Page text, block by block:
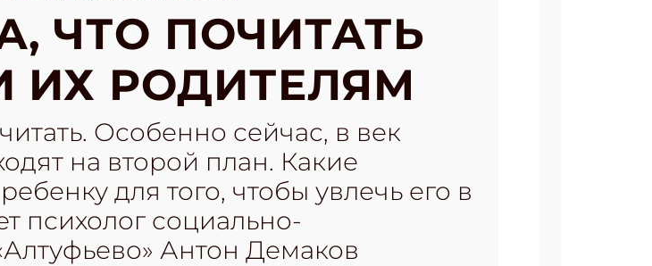
ЧТО ПОЧИТАТЬ
ИХ РОДИТЕЛЯМ
Особенно сейчас, в век
на второй план. Какие
для того, чтобы увлечь его в
психолог социально-
Антон Демаков